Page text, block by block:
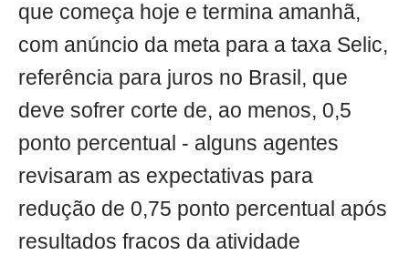
que começa hoje e termina amanhã,
com anúncio da meta para a taxa Selic,
referência para juros no Brasil, que
deve sofrer corte de, ao menos, 0,5
ponto percentual - alguns agentes
revisaram as expectativas para
redução de 0,75 ponto percentual após
resultados fracos da atividade